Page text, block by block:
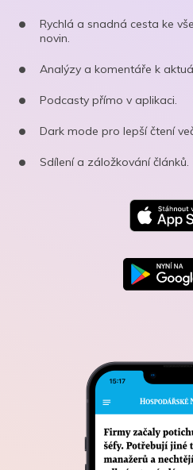
Rychlá a snadná cesta ke
novin.
Analýzy a komentáře k
Podcasty přímo v aplikaci.
Dark mode pro lepší čtení
Sdílení a záložkování článků.